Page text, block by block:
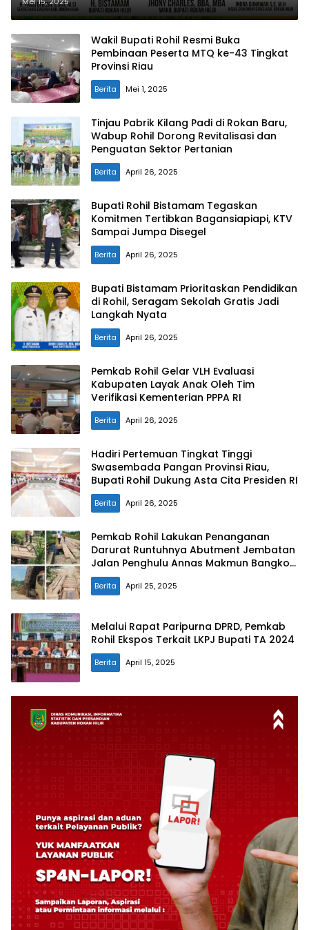
Daerah
Wakil Bupati Rohil Resmi Buka
Pembinaan Peserta MTQ ke-43 Tingkat
Provinsi Riau
Berita Mei 1, 2025
Tinjau Pabrik Kilang Padi di Rokan Baru,
Wabup Rohil Dorong Revitalisasi dan
Penguatan Sektor Pertanian
Berita April 26, 2025
Bupati Rohil Bistamam Tegaskan
Komitmen Tertibkan Bagansiapiapi, KTV
Sampai Jumpa Disegel
Berita April 26, 2025
Bupati Bistamam Prioritaskan Pendidikan
di Rohil, Seragam Sekolah Gratis Jadi
Langkah Nyata
Berita April 26, 2025
Pemkab Rohil Gelar VLH Evaluasi
Kabupaten Layak Anak Oleh Tim
Verifikasi Kementerian PPPA RI
Berita April 26, 2025
Hadiri Pertemuan Tingkat Tinggi
Swasembada Pangan Provinsi Riau,
Bupati Rohil Dukung Asta Cita Presiden RI
Berita April 26, 2025
Pemkab Rohil Lakukan Penanganan
Darurat Runtuhnya Abutment Jembatan
Jalan Penghulu Annas Makmun Bangko
Pusako
Berita April 25, 2025
Melalui Rapat Paripurna DPRD, Pemkab
Rohil Ekspos Terkait LKPJ Bupati TA 2024
Berita April 15, 2025